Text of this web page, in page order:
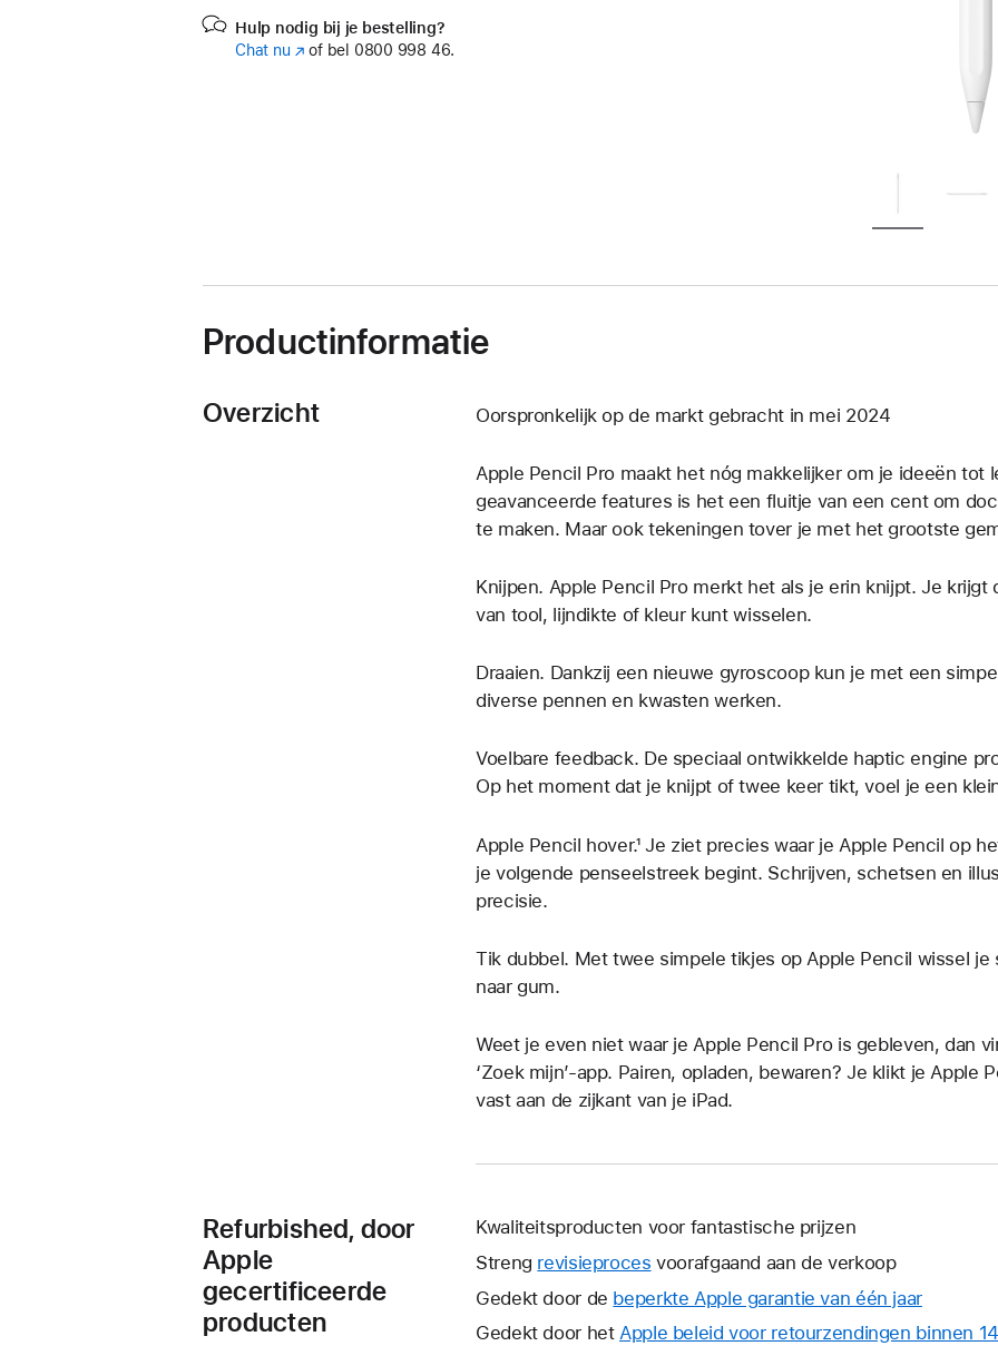
Hulp nodig bij je bestelling?
Chat nu (Wordt
of bel 0800 998 46.
Productinformatie
Overzicht Oorspronkelijk op de markt gebracht in mei 2024
Apple Pencil Pro maakt het nóg makkelijker om je ideeën tot
geavanceerde features is het een fluitje van een cent om
te maken. Maar ook tekeningen tover je met het grootste
Knijpen. Apple Pencil Pro merkt het als je erin knijpt. Je
van tool, lijndikte of kleur kunt wisselen.
Draaien. Dankzij een nieuwe gyroscoop kun je met een
diverse pennen en kwasten werken.
Voelbare feedback. De speciaal ontwikkelde haptic engine
Op het moment dat je knijpt of twee keer tikt, voel je een
Apple Pencil hover.¹ Je ziet precies waar je Apple Pencil op
je volgende penseelstreek begint. Schrijven, schetsen en
precisie.
Tik dubbel. Met twee simpele tikjes op Apple Pencil wissel je
naar gum.
Weet je even niet waar je Apple Pencil Pro is gebleven, dan
‘Zoek mijn’-app. Pairen, opladen, bewaren? Je klikt je Apple
vast aan de zijkant van je iPad.
Refurbished, door
Apple
gecertificeerde
producten
Kwaliteitsproducten voor fantastische prijzen
Streng revisieproces voorafgaand aan de verkoop
Gedekt door de beperkte Apple garantie van één jaarHierdoor
wordt
Gedekt door hetApple beleid voor retourzendingen binnen